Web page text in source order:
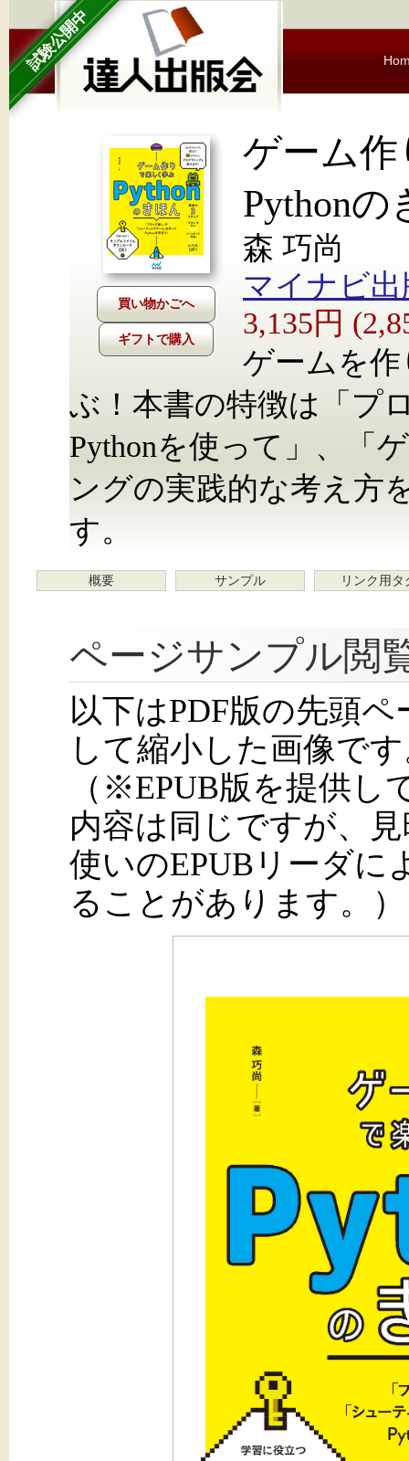
試験公開中
ギフトで購入
ゲーム
Pythonの
森 巧尚
マイナビ出
3,135円
ゲームを作
ぶ！本書の特徴は「プ
Pythonを使って」、「
ングの実践的な考え方
す。
概要 サンプル リンク用タ
ページサンプル閲
以下はPDF版の先頭
して縮小した画像で
（※EPUB版を提供し
内容は同じですが、
使いのEPUBリーダに
ることがあります。）